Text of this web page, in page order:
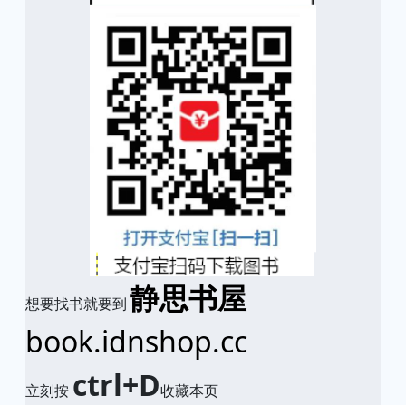
想要找书就要到 静思书屋
book.idnshop.cc
立刻按 ctrl+D收藏本页